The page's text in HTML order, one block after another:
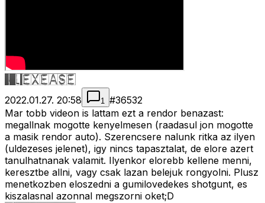
2022.01.27. 20:58 1 #36532
Mar tobb videon is lattam ezt a rendor benazast:
megallnak mogotte kenyelmesen (raadasul jon mogotte
a masik rendor auto). Szerencsere nalunk ritka az ilyen
(uldezeses jelenet), igy nincs tapasztalat, de elore azert
tanulhatnanak valamit. Ilyenkor elorebb kellene menni,
keresztbe allni, vagy csak lazan belejuk rongyolni. Plusz
menetkozben eloszedni a gumilovedekes shotgunt, es
kiszalasnal azonnal megszorni oket;D